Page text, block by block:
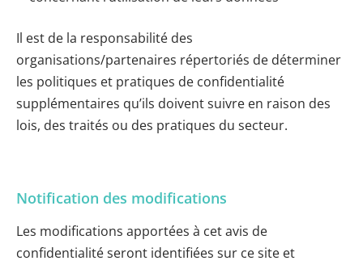
Il est de la responsabilité des
organisations/partenaires répertoriés de déterminer
les politiques et pratiques de confidentialité
supplémentaires qu’ils doivent suivre en raison des
lois, des traités ou des pratiques du secteur.
Notification des modifications
Les modifications apportées à cet avis de
confidentialité seront identifiées sur ce site et